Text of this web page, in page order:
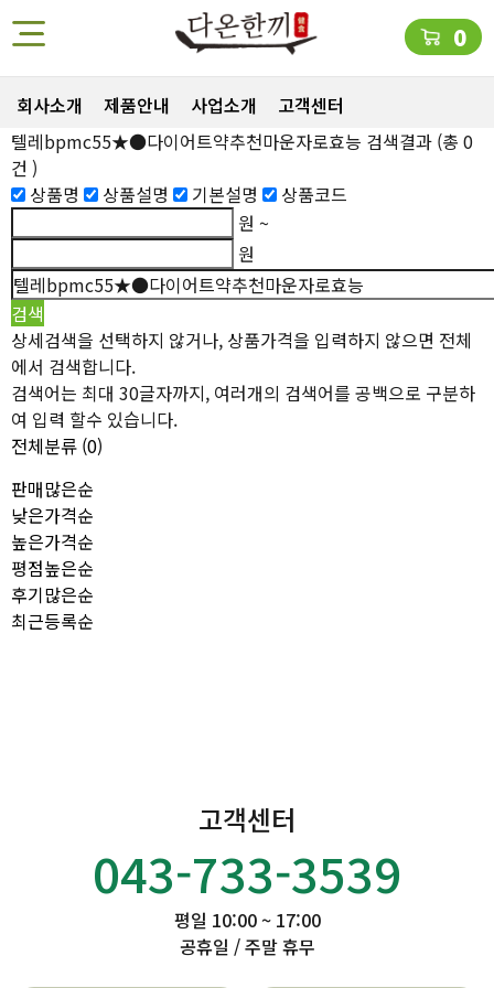
0
회사소개 제품안내 사업소개
고객센터
텔레bpmc55★●다이어트약추천마운자로효능 검색결과 (총 0
건 )
상품명
상품설명 기본설명
상품코드
원 ~
원
상세검색을 선택하지 않거나, 상품가격을 입력하지 않으면 전체
에서 검색합니다.
검색어는 최대 30글자까지, 여러개의 검색어를 공백으로 구분하
여 입력 할수 있습니다.
전체분류 (0)
판매많은순
낮은가격순
높은가격순
평점높은순
후기많은순
최근등록순
고객센터
043-733-3539
평일 10:00 ~ 17:00
공휴일 / 주말 휴무